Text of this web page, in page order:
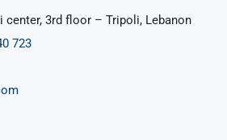
center, 3rd floor – Tripoli, Lebanon
723